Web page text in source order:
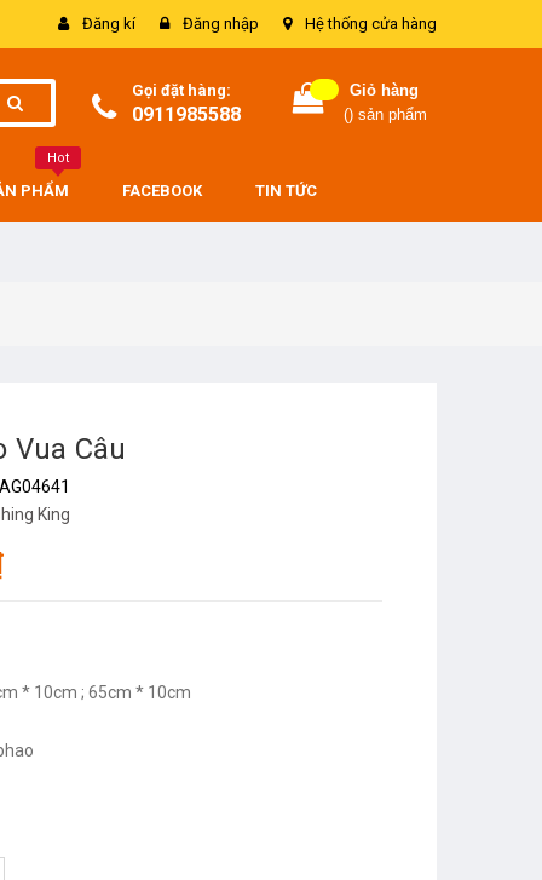
Đăng kí Đăng nhập Hệ thống cửa hàng
Gọi đặt hàng:
0911985588
Giỏ hàng
() sản phẩm
Hot
PHẨM FACEBOOK TIN TỨC
Vua Câu
King
* 10cm ; 65cm * 10cm